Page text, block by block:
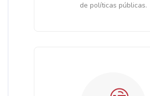
de políticas públicas.